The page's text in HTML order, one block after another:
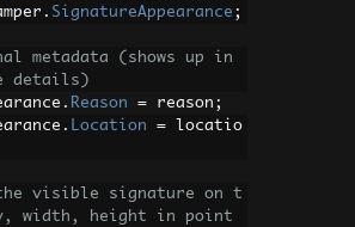
. SignatureAppearance ;
metadata (shows up in
details)
. Reason = reason ;
. Location = locatio
visible signature on t
width, height in point